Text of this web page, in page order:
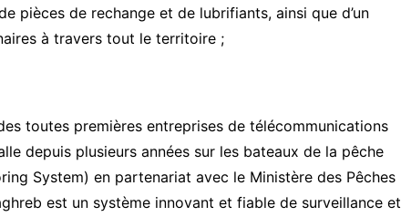
pièces de rechange et de lubrifiants, ainsi que d’un
à travers tout le territoire ;
toutes premières entreprises de télécommunications
depuis plusieurs années sur les bateaux de la pêche
System) en partenariat avec le Ministère des Pêches
est un système innovant et fiable de surveillance et